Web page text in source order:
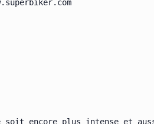
soit encore plus intense et